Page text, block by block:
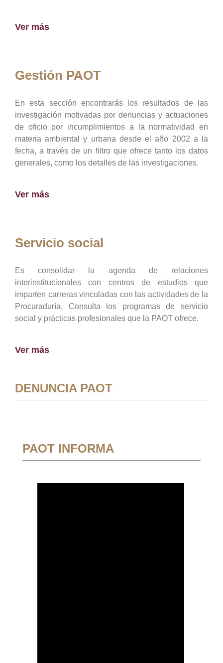
Ver más
Gestión PAOT
En esta sección encontrarás los resultados de las
investigación motivadas por denuncias y actuaciones
de oficio por incumplimientos a la normatividad en
materia ambiental y urbana desde el año 2002 a la
fecha, a través de un filtro que ofrece tanto los datos
generales, como los detalles de las investigaciones.
Ver más
Servicio social
Es consolidar la agenda de relaciones
interinstitucionales con centros de estudios que
imparten carreras vinculadas con las actividades de la
Procuraduría, Consulta los programas de servicio
social y prácticas profesionales que la PAOT ofrece.
Ver más
DENUNCIA PAOT
PAOT INFORMA